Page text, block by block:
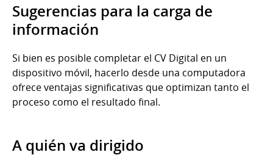
Sugerencias para la carga de
información
Si bien es posible completar el CV Digital en un
dispositivo móvil, hacerlo desde una computadora
ofrece ventajas significativas que optimizan tanto el
proceso como el resultado final.
A quién va dirigido